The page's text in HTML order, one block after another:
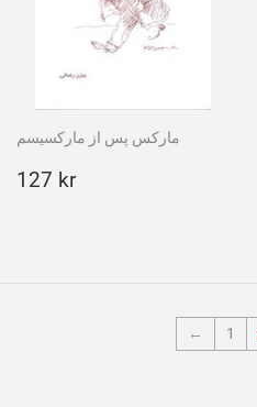
مارکس پس از مارکسیسم
Ordinarie
127 kr127
← 1